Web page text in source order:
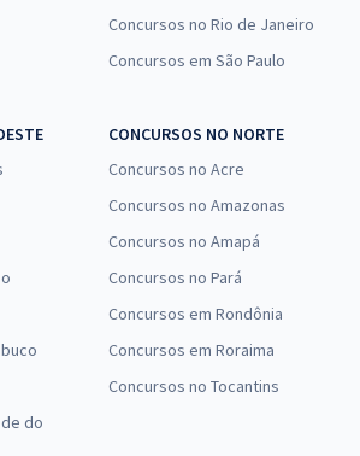
Concursos no Rio de Janeiro
Concursos em São Paulo
do
CONCURSOS NO NORTE
Concursos no Acre
Concursos no Amazonas
Concursos no Amapá
Concursos no Pará
Concursos em Rondônia
Concursos em Roraima
Concursos no Tocantins